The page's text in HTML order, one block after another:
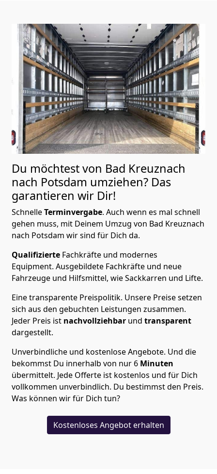
Du möchtest von Bad Kreuznach
nach Potsdam umziehen? Das
garantieren wir Dir!
SchnelleTerminvergabe. Auch wenn es mal schnell
gehen muss, mit Deinem Umzug von Bad Kreuznach
nach Potsdam wir sind für Dich da.
Qualifizierte Fachkräfte und modernes
Equipment. Ausgebildete Fachkräfte und neue
Fahrzeuge und Hilfsmittel, wie Sackkarren und Lifte.
Eine transparente Preispolitik. Unsere Preise setzen
sich aus den gebuchten Leistungen zusammen.
Jeder Preis ist nachvollziehbar und transparent
dargestellt.
Unverbindliche und kostenlose Angebote. Und die
bekommst Du innerhalb von nur 6 Minuten
übermittelt. Jede Offerte ist kostenlos und für Dich
vollkommen unverbindlich. Du bestimmst den Preis.
Was können wir für Dich tun?
Kostenloses Angebot erhalten